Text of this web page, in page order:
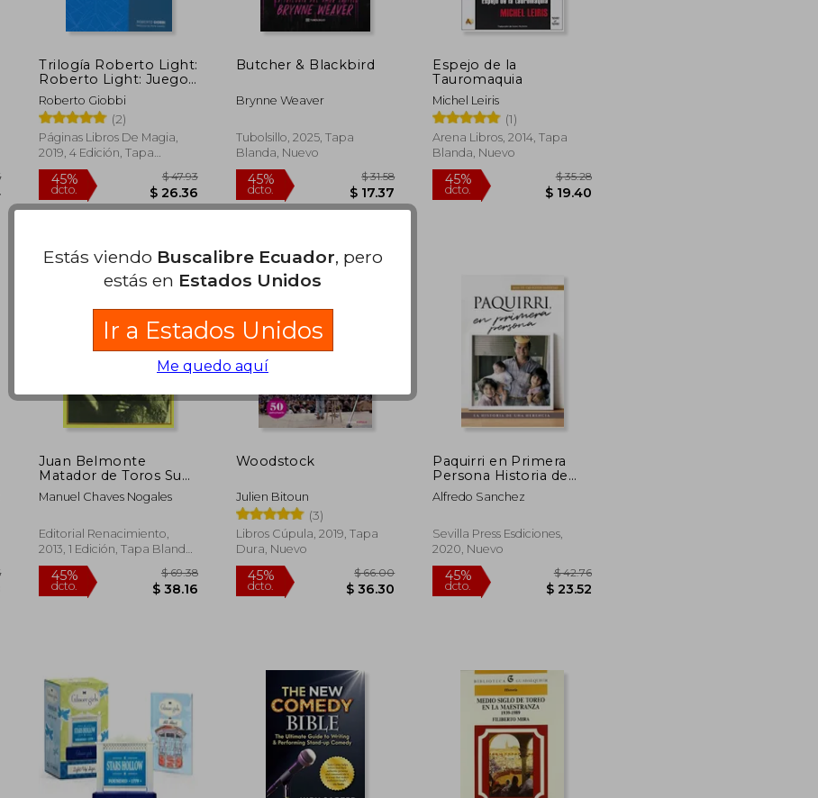
$ 23.74
Trilogía Roberto Light:
Roberto Light: Juegos
con Cartas: 1
Roberto Giobbi
(2)
Páginas Libros De Magia,
2019, 4 Edición, Tapa
Blanda, Nuevo
dcto. $ 26.36
Butcher & Blackbird
Brynne Weaver
Tubolsillo, 2025, Tapa
Blanda, Nuevo
dcto.
$ 31.58
$ 17.37
Espejo de la
Tauromaquia
Michel Leiris
(1)
Arena Libros, 2014, Tapa
Blanda, Nuevo
45%
dcto.
Juan Belmonte
Matador de Toros Su
Vida y Sus Hazanas
Manuel Chaves Nogales
Editorial Renacimiento,
2013, 1 Edición, Tapa Blanda,
Nuevo
Woodstock
Julien Bitoun
(3)
Libros Cúpula, 2019, Tapa
Dura, Nuevo
Paquirri en Primera
Persona Historia de
una Herencia
Alfredo Sanchez
Sevilla Press Esdiciones,
2020, Nuevo
Estás viendo Buscalibre Ecuador, pero
estás en Estados Unidos
Ir a Estados Unidos
Me quedo aquí